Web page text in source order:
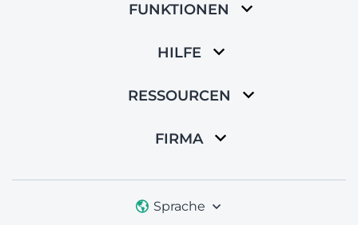
FUNKTIONEN
HILFE
RESSOURCEN
FIRMA
Sprache